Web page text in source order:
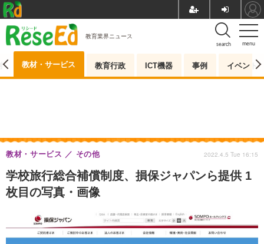
menu
search
教育業界ニュース
教材・サービス 教育行政 ICT機器 事例 イベント
学校旅行総合補償制度、損保ジャパンら提供 1
枚目の写真・画像
教材・サービス その他 2022.4.5 Tue 16:15